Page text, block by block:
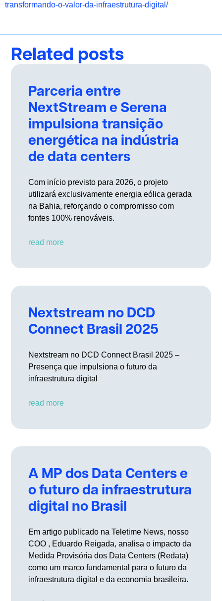
transformando-o-valor-da-infraestrutura-digital/
Related posts
Parceria entre
NextStream e Serena
impulsiona transição
energética na indústria
de data centers
Com início previsto para 2026, o projeto
utilizará exclusivamente energia eólica gerada
na Bahia, reforçando o compromisso com
fontes 100% renováveis.
read more
Nextstream no DCD
Connect Brasil 2025
Nextstream no DCD Connect Brasil 2025 –
Presença que impulsiona o futuro da
infraestrutura digital
read more
A MP dos Data Centers e
o futuro da infraestrutura
digital no Brasil
Em artigo publicado na Teletime News, nosso
COO , Eduardo Reigada, analisa o impacto da
Medida Provisória dos Data Centers (Redata)
como um marco fundamental para o futuro da
infraestrutura digital e da economia brasileira.